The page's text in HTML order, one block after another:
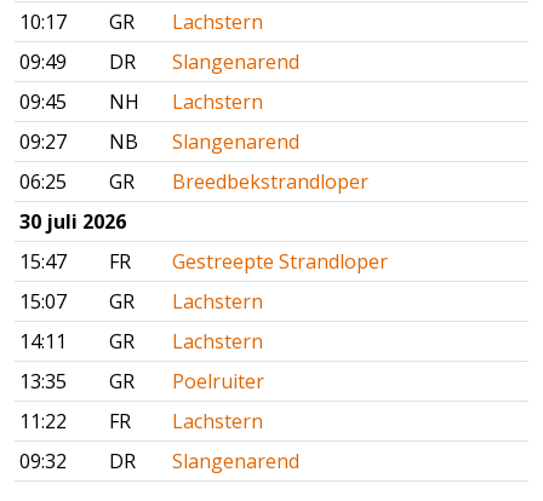
10:17
GR
Lachstern
09:49
DR
Slangenarend
09:45
NH
Lachstern
09:27
NB
Slangenarend
06:25
GR
Breedbekstrandloper
30 juli 2026
15:47
FR
Gestreepte Strandloper
15:07
GR
Lachstern
14:11
GR
Lachstern
13:35
GR
Poelruiter
11:22
FR
Lachstern
09:32
DR Slangenarend